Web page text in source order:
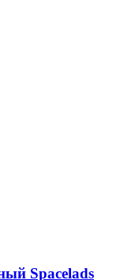
Spacelads